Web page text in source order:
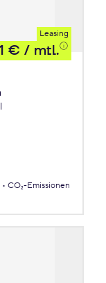
Leasing
€ / mtl.
CO₂-Emissionen